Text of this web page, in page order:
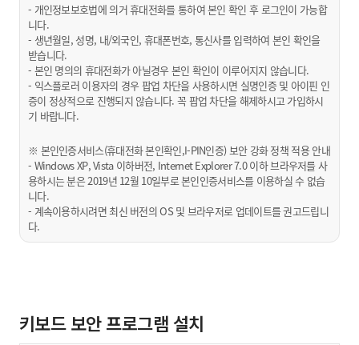
- 개인정보보호법에 의거 휴대전화를 통하여 본인 확인 후 로그인이 가능합
니다.
- 생년월일, 성명, 내/외국인, 휴대폰번호, 통신사를 입력하여 본인 확인을
받습니다.
- 본인 명의의 휴대전화가 아닐경우 본인 확인이 이루어지지 않습니다.
- 익스플로러 이용자의 경우 팝업 차단을 사용하시면 실명인증 및 아이핀 인
증이 정상적으로 진행되지 않습니다. 꼭 팝업 차단을 해제하시고 가입하시
기 바랍니다.
※ 본인인증서비스(휴대전화 본인확인,I-PIN인증) 보안 강화 정책 적용 안내
- Windows XP, Vista 이하버전, Internet Explorer 7.0 이하 브라우저를 사
용하시는 분은 2019년 12월 10일부로 본인인증서비스를 이용하실 수 없습
니다.
- 계속이용하시려면 최신 버전의 OS 및 브라우저로 업데이트를 권고드립니
다.
키보드 보안 프로그램 설치